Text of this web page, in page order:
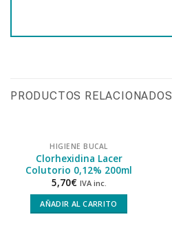
PRODUCTOS RELACIONADOS
HIGIENE BUCAL
Clorhexidina Lacer
Colutorio 0,12% 200ml
5,70€ IVA inc.
AÑADIR AL CARRITO